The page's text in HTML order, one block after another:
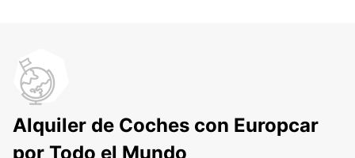
Alquiler de Coches con Europcar
por Todo el Mundo